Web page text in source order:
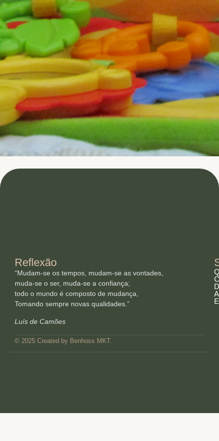
Reflexão
“Mudam-se os tempos, mudam-se as vontades,
muda-se o ser, muda-se a confiança;
todo o mundo é composto de mudança,
Tomando sempre novas qualidades.”
Luís de Camões
© 2025 Created by Benhoss MKT.